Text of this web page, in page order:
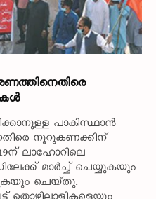
പാകിസ്ഥാൻ
നൂറുകണക്കിന്‌
ലാഹോറിലെ
മാർച്ച്‌ ചെയ്യുകയും
ചെയ്‌തു.